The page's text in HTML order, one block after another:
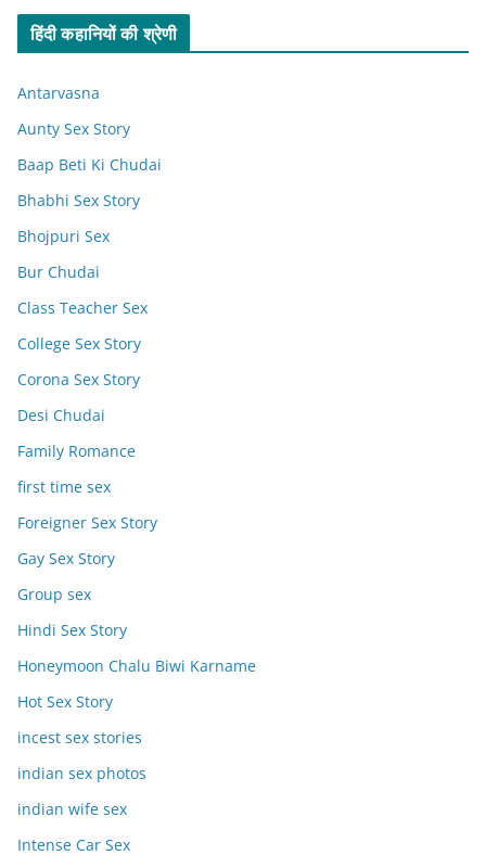
हिंदी कहानियों की श्रेणी
Antarvasna
Aunty Sex Story
Baap Beti Ki Chudai
Bhabhi Sex Story
Bhojpuri Sex
Bur Chudai
Class Teacher Sex
College Sex Story
Corona Sex Story
Desi Chudai
Family Romance
first time sex
Foreigner Sex Story
Gay Sex Story
Group sex
Hindi Sex Story
Honeymoon Chalu Biwi Karname
Hot Sex Story
incest sex stories
indian sex photos
indian wife sex
Intense Car Sex